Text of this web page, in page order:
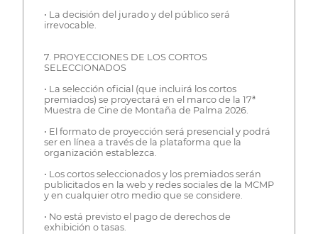
• La decisión del jurado y del público será
irrevocable.
7. PROYECCIONES DE LOS CORTOS
SELECCIONADOS
• La selección oficial (que incluirá los cortos
premiados) se proyectará en el marco de la 17ª
Muestra de Cine de Montaña de Palma 2026.
• El formato de proyección será presencial y podrá
ser en línea a través de la plataforma que la
organización establezca.
• Los cortos seleccionados y los premiados serán
publicitados en la web y redes sociales de la MCMP
y en cualquier otro medio que se considere.
• No está previsto el pago de derechos de
exhibición o tasas.